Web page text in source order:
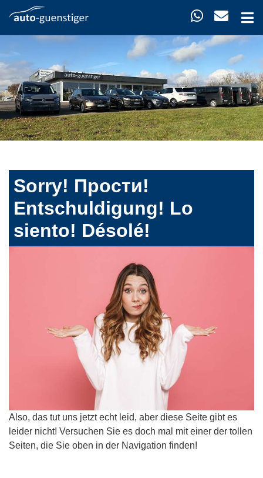
Sorry! Прости!
Entschuldigung! Lo
siento! Désolé!
Also, das tut uns jetzt echt leid, aber diese Seite gibt es
leider nicht! Versuchen Sie es doch mal mit einer der tollen
Seiten, die Sie oben in der Navigation finden!